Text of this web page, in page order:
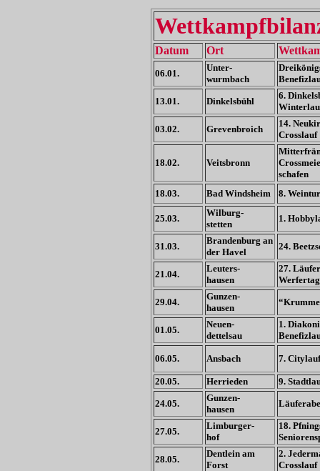
Datum Ort
06.01.
Unter-
wurmbach
13.01. Dinkelsbühl
6.
03.02. Grevenbroich
14.
Crosslauf
18.02. Veitsbronn
schafen
18.03.
Bad Windsheim 8.
25.03.
Wilburg-
stetten
1.
31.03.
Brandenburg an
der Havel
24.
21.04.
Leuters-
hausen
27.
Werfertag
29.04.
Gunzen-
hausen
01.05.
Neuen-
dettelsau
1.
06.05. Ansbach 7. Citylauf
20.05. Herrieden 9.
24.05.
Gunzen-
hausen
27.05.
Limburger-
hof
18.
28.05.
Dentlein am
Forst
2.
Crosslauf